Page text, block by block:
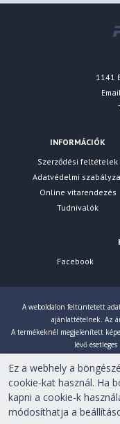
1141
INFORMÁCIÓK
Szerződési feltételek
Adatvédelmi
Online vitarendezés
Tudnivalók
Facebook
A weboldalon feltüntetett
ajánlattételnek. Az
A termékeknél megjelenített
lévő
Copyright © 2007-2026 First
fenntartva!
Ez a webhely a
cookie-kat használ. Ha
kapni a cookie-k
módosíthatja a